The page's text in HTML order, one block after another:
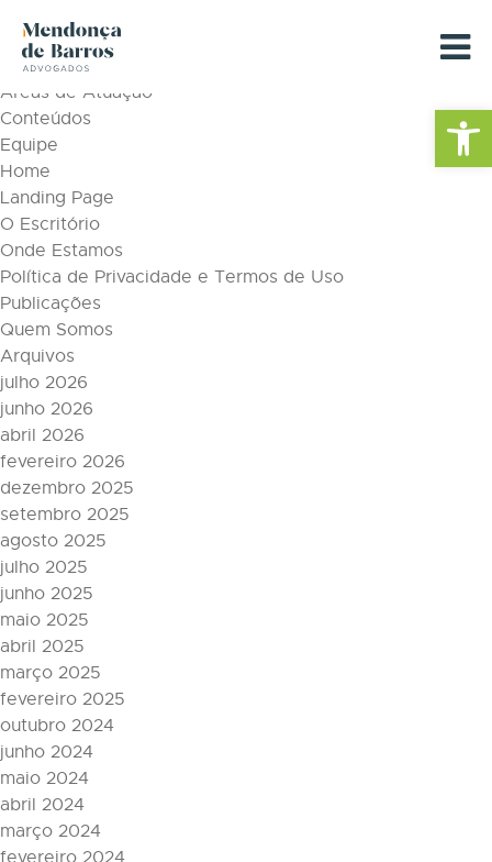
Barra de
Páginas
Áreas de Atuação
Conteúdos
Equipe
Home
Landing Page
O Escritório
Onde Estamos
Política de Privacidade e Termos de Uso
Publicações
Quem Somos
Arquivos
julho 2026
junho 2026
abril 2026
fevereiro 2026
dezembro 2025
setembro 2025
agosto 2025
julho 2025
junho 2025
maio 2025
abril 2025
março 2025
fevereiro 2025
outubro 2024
junho 2024
maio 2024
abril 2024
março 2024
fevereiro 2024